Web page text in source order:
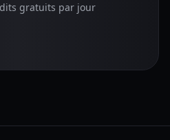
gratuits par jour